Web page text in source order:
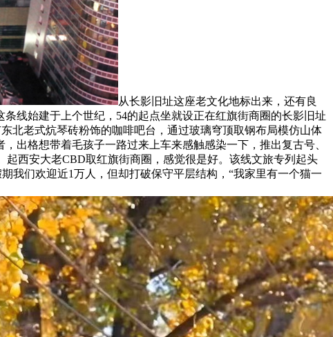
从长影旧址这座老文化地标出来，还有良
线始建于上个世纪，54的起点坐就设正在红旗街商圈的长影旧址
北老式炕琴砖粉饰的咖啡吧台，通过玻璃穹顶取钢布局模仿山体
出格想带着毛孩子一路过来上车来感触感染一下，推出复古号、
西安大老CBD取红旗街商圈，感觉很是好。该线文旅专列起头
我们欢迎近1万人，但却打破保守平层结构，“我家里有一个猫一